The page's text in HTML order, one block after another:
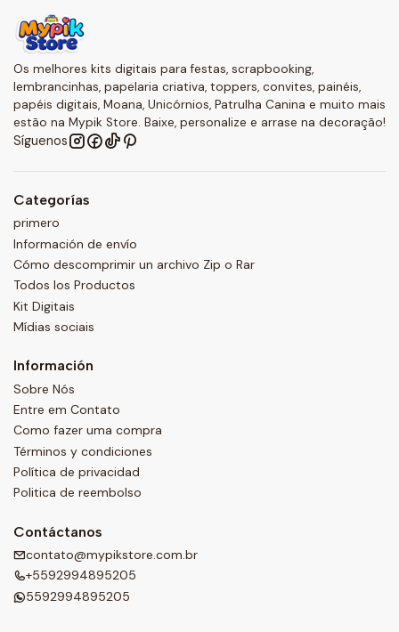
Os melhores kits digitais para festas, scrapbooking,
lembrancinhas, papelaria criativa, toppers, convites, painéis,
papéis digitais, Moana, Unicórnios, Patrulha Canina e muito mais
estão na Mypik Store. Baixe, personalize e arrase na decoração!
Síguenos
Categorías
primero
Información de envío
Cómo descomprimir un archivo Zip o Rar
Todos los Productos
Kit Digitais
Mídias sociais
Información
Sobre Nós
Entre em Contato
Como fazer uma compra
Términos y condiciones
Política de privacidad
Politica de reembolso
Contáctanos
contato@mypikstore.com.br
+5592994895205
5592994895205